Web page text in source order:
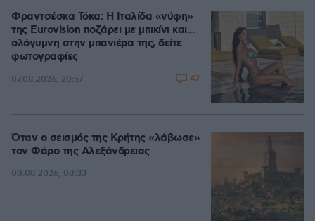
Φραντσέσκα Τόκα: Η Ιταλίδα «νύφη»
της Eurovision ποζάρει με μπικίνι και...
ολόγυμνη στην μπανιέρα της, δείτε
φωτογραφίες
07.08.2026, 20:57 42
Όταν ο σεισμός της Κρήτης «λάβωσε»
τον Φάρο της Αλεξάνδρειας
08.08.2026, 08:33